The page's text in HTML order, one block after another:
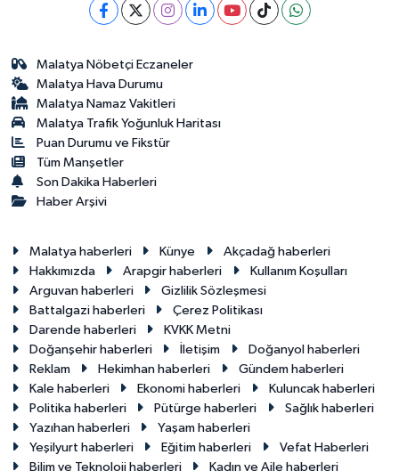
Malatya Nöbetçi Eczaneler
Malatya Hava Durumu
Malatya Namaz Vakitleri
Malatya Trafik Yoğunluk Haritası
Puan Durumu ve Fikstür
Tüm Manşetler
Son Dakika Haberleri
Haber Arşivi
Malatya haberleri Künye
Akçadağ haberleri
Hakkımızda
Arapgir haberleri
Kullanım Koşulları
Arguvan haberleri
Gizlilik Sözleşmesi
Battalgazi haberleri
Çerez Politikası
Darende haberleri
KVKK Metni
Doğanşehir haberleri
İletişim
Doğanyol haberleri
Reklam
Hekimhan haberleri
Gündem haberleri
Kale haberleri
Ekonomi haberleri
Kuluncak haberleri
Politika haberleri
Pütürge haberleri
Sağlık haberleri
Yazıhan haberleri
Yaşam haberleri
Yeşilyurt haberleri
Eğitim haberleri
Vefat Haberleri
Bilim ve Teknoloji haberleri
Kadın ve Aile haberleri